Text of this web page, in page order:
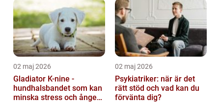
02 maj 2026
Gladiator K-nine -
hundhalsbandet som kan
minska stress och ångest
02 maj 2026
Psykiatriker: när är det
rätt stöd och vad kan du
förvänta dig?